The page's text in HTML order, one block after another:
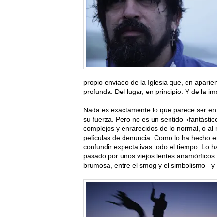
propio enviado de la Iglesia que, en
profunda. Del lugar, en principio. Y de la
Nada es exactamente lo que parece ser
su fuerza. Pero no es un sentido
complejos y enrarecidos de lo normal, o
películas de denuncia. Como lo ha hecho
confundir expectativas todo el tiempo. Lo
pasado por unos viejos lentes
brumosa, entre el smog y el simbolismo–